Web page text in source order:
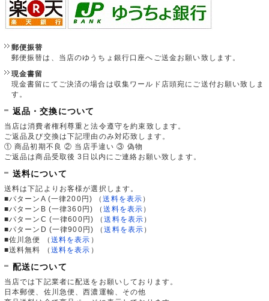
郵便振替
郵便振替は、当店のゆうちょ銀行口座へご送金お願い致します。
現金書留
現金書留にてご決済の場合は収集ワールド店頭宛にご送付お願い致しま
す。
返品・交換について
当店は消費者権利尊重と法令遵守を約束致します。
ご返品及び交換は下記理由のみ対応致します。
① 商品初期不良 ② 当店手違い ③ 偽物
ご返品は商品受取後 3日以内にご連絡お願い致します。
送料について
送料は下記よりお客様が選択します。
■パターンA (一律200円)
（送料を表示 ）
■パターンB (一律360円)
（送料を表示 ）
■パターンC (一律600円)
（送料を表示 ）
■パターンD (一律900円)
（送料を表示 ）
■佐川急便
（ 送料を表示 ）
■送料無料
（ 送料を表示 ）
配送について
当店では下記業者に配送をお願いしております。
日本郵便、佐川急便、西濃運輸、その他